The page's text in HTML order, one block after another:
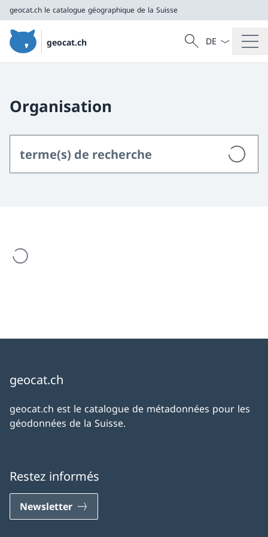
geocat.ch le catalogue géographique de la Suisse
geocat.ch
le catalogue géographique de la Suisse
Recherche
Recherche
La langue
Organisation
est en cours de chargement
geocat.ch
geocat.ch est le catalogue de métadonnées pour les
géodonnées de la Suisse.
Restez informés
Newsletter